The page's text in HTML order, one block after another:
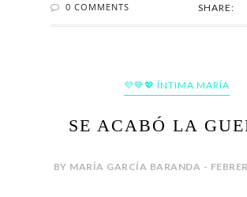
0 COMMENTS SHARE:
💜💙💖 ÍNTIMA MARÍA
SE ACABÓ LA
BY MARÍA GARCÍA BARANDA -